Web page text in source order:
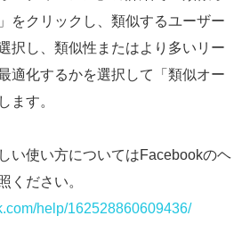
をクリックし、類似するユーザー
択し、類似性またはより多いリー
適化するかを選択して「類似オー
ます。
い使い方についてはFacebookのヘ
ください。
help/162528860609436/